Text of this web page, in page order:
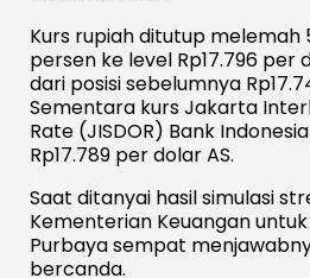
Kurs rupiah ditutup melemah
persen ke level Rp17.796 per
dari posisi sebelumnya
Sementara kurs Jakarta
Rate (JISDOR) Bank
Rp17.789 per dolar AS.
Saat ditanyai hasil simulasi
Kementerian Keuangan
Purbaya sempat
bercanda.